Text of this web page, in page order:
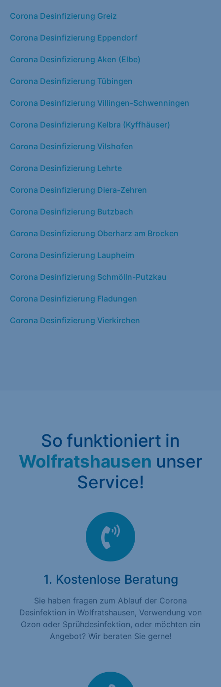
Corona Desinfizierung Greiz
Corona Desinfizierung Eppendorf
Corona Desinfizierung Aken (Elbe)
Corona Desinfizierung Tübingen
Corona Desinfizierung Villingen-Schwenningen
Corona Desinfizierung Kelbra (Kyffhäuser)
Corona Desinfizierung Vilshofen
Corona Desinfizierung Lehrte
Corona Desinfizierung Diera-Zehren
Corona Desinfizierung Butzbach
Corona Desinfizierung Oberharz am Brocken
Corona Desinfizierung Laupheim
Corona Desinfizierung Schmölln-Putzkau
Corona Desinfizierung Fladungen
Corona Desinfizierung Vierkirchen
So funktioniert in
Wolfratshausen unser
Service!
1. Kostenlose Beratung
Sie haben fragen zum Ablauf der Corona
Desinfektion in Wolfratshausen, Verwendung von
Ozon oder Sprühdesinfektion, oder möchten ein
Angebot? Wir beraten Sie gerne!